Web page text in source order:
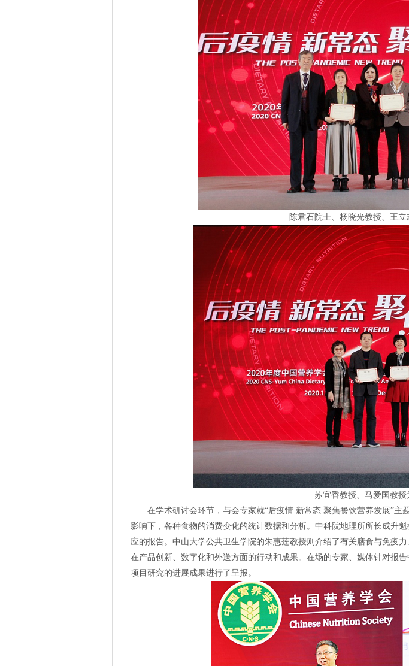
陈君石院士、杨晓光教授、王
苏宜香教授、马爱国教
在学术研讨会环节，与会专家就“后疫情 新常态 聚焦餐饮营养发展”主
影响下，各种食物的消费变化的统计数据和分析。中科院地理所所长成升
应的报告。中山大学公共卫生学院的朱惠莲教授则介绍了有关膳食与免疫
在产品创新、数字化和外送方面的行动和成果。在场的专家、媒体针对报
项目研究的进展成果进行了呈报。